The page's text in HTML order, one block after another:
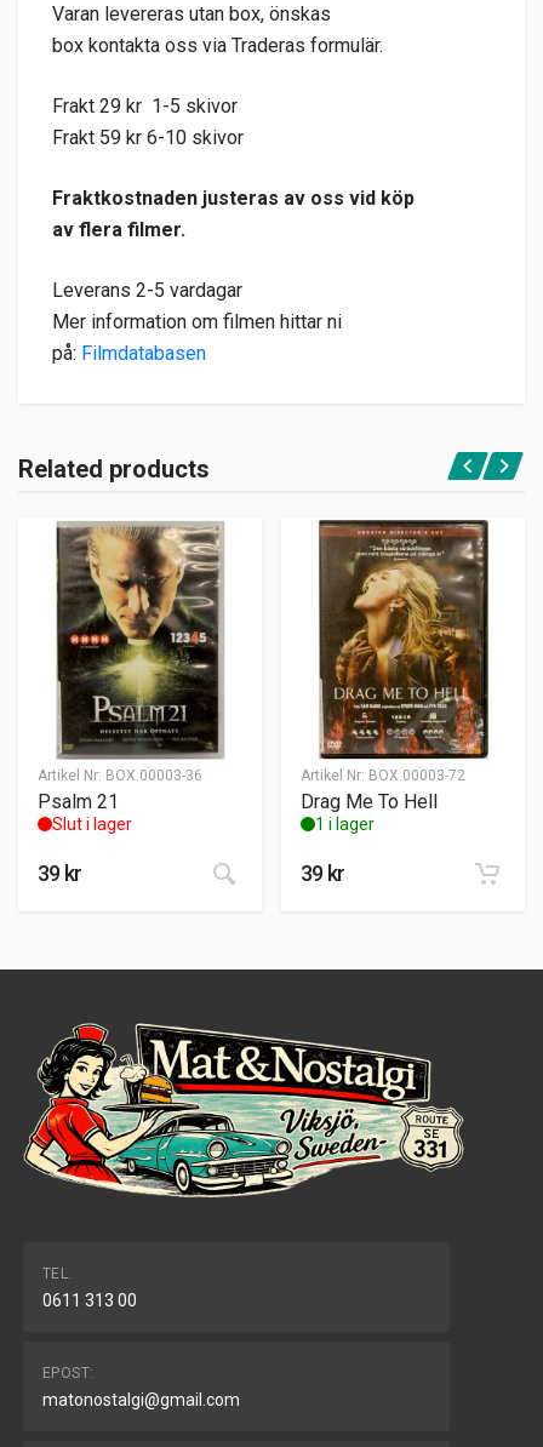
Varan levereras utan box, önskas
box kontakta oss via Traderas formulär.
Frakt 29 kr 1-5 skivor
Frakt 59 kr 6-10 skivor
Fraktkostnaden justeras av oss vid köp
av flera filmer.
Leverans 2-5 vardagar
Mer information om filmen hittar ni
på: Filmdatabasen
Related products
Artikel Nr: BOX.00003-36
Psalm 21
Slut i lager
39kr
Artikel Nr: BOX.00003-72
Drag Me To Hell
1 i lager
39kr
TEL.
0611 313 00
EPOST:
matonostalgi@gmail.com